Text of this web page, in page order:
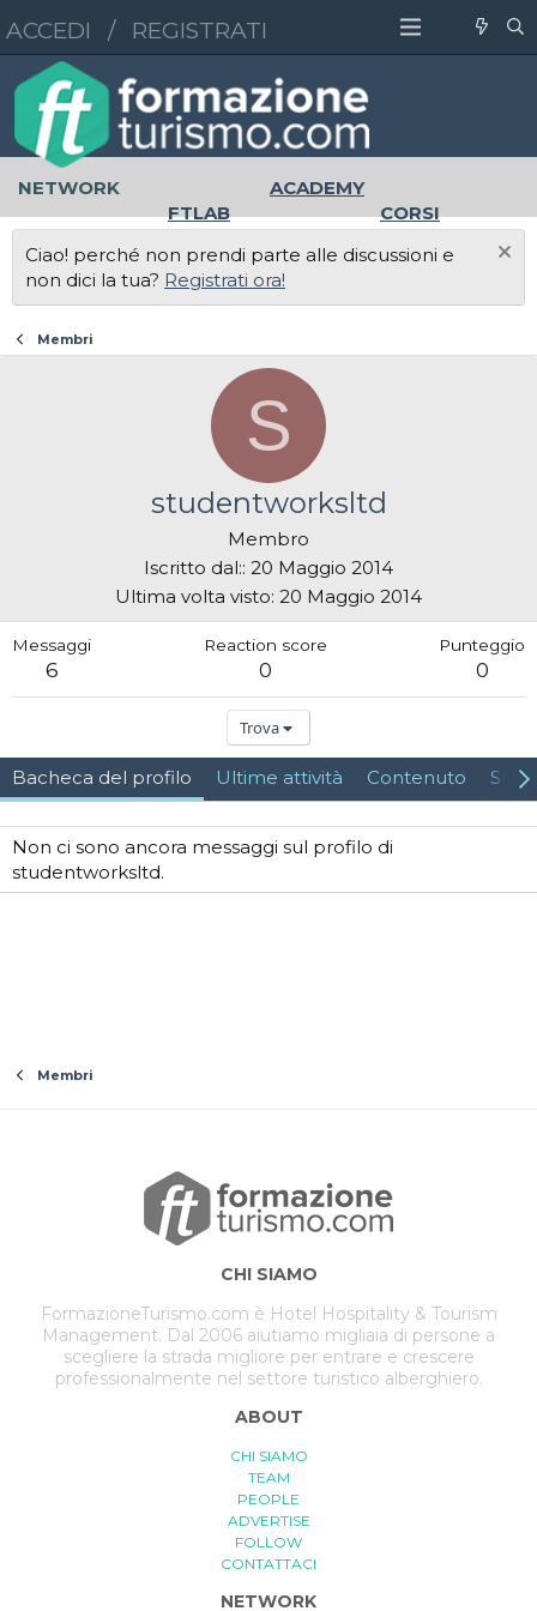
ACCEDI / REGISTRATI
NETWORK
ACADEMY
FTLAB
CORSI
LAVORO
Ciao! perché non prendi parte alle discussioni e
non dici la tua? Registrati ora!
Membri
S
studentworksltd
Membro
Iscritto dal: 20 Maggio 2014
Ultima volta visto 20 Maggio 2014
Messaggi
6
Reaction score
0
Punteggio
0
Trova
Bacheca del profilo Ultime attività Contenuto Su
Non ci sono ancora messaggi sul profilo di
studentworksltd.
Membri
CHI SIAMO
FormazioneTurismo.com è Hotel Hospitality & Tourism
Management. Dal 2006 aiutiamo migliaia di persone a
scegliere la strada migliore per entrare e crescere
professionalmente nel settore turistico alberghiero.
ABOUT
CHI SIAMO
TEAM
PEOPLE
ADVERTISE
FOLLOW
CONTATTACI
NETWORK